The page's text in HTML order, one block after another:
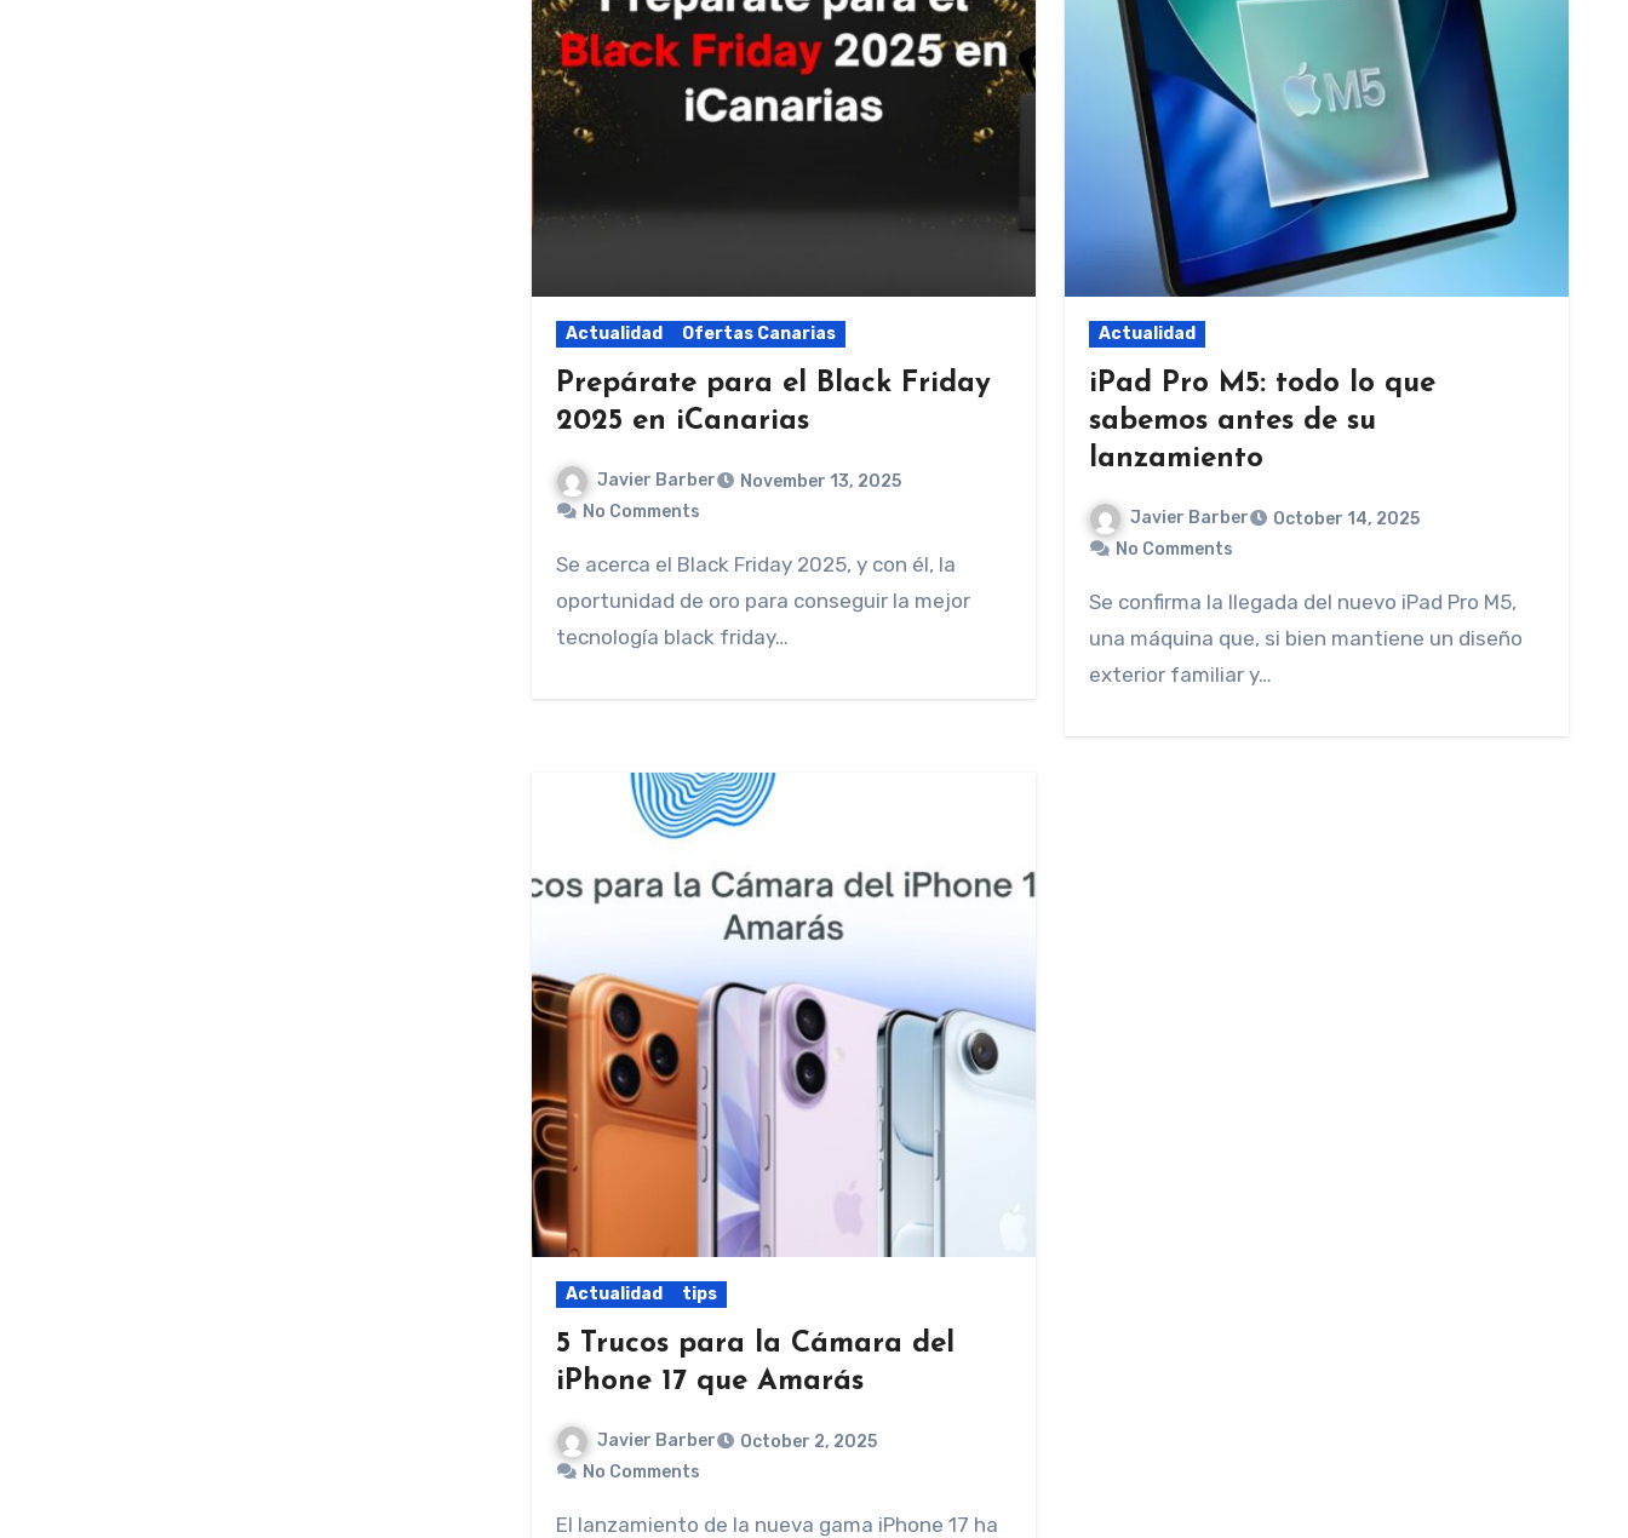
Actualidad Ofertas Canarias
Prepárate para el Black Friday
2025 en iCanarias
Javier Barber
November 13, 2025
No Comments
Se acerca el Black Friday 2025, y con él, la
oportunidad de oro para conseguir la mejor
tecnología black friday…
Actualidad
iPad Pro M5: todo lo que
sabemos antes de su
lanzamiento
Javier Barber
October 14, 2025
No Comments
Se confirma la llegada del nuevo iPad Pro M5,
una máquina que, si bien mantiene un diseño
exterior familiar y…
Actualidad tips
5 Trucos para la Cámara del
iPhone 17 que Amarás
Javier Barber
October 2, 2025
No Comments
El lanzamiento de la nueva gama iPhone 17 ha